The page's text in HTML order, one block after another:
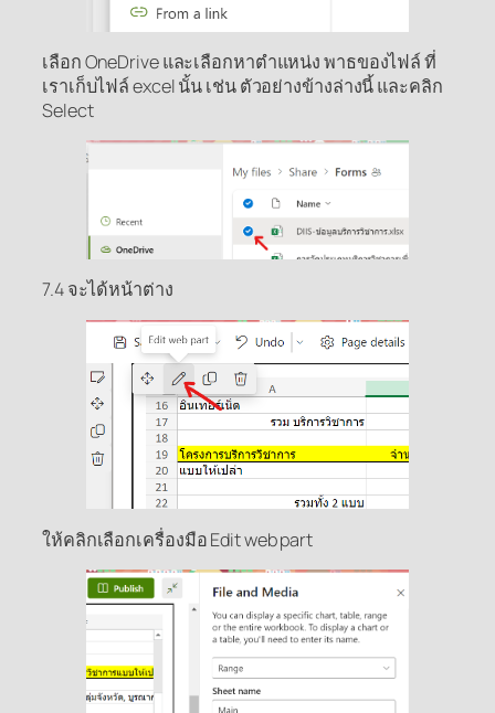
เลือก OneDrive และเลือกหาตำแหน่ง พาธของไฟล์ ที่
เราเก็บไฟล์ excel นั้น เช่น ตัวอย่างข้างล่างนี้ และคลิก
Select
7.4 จะได้หน้าต่าง
ให้คลิกเลือกเครื่องมือ Edit web part